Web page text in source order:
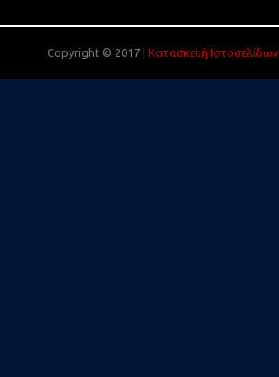
Copyright © 2017 |Κατασκευή Ιστοσελίδων